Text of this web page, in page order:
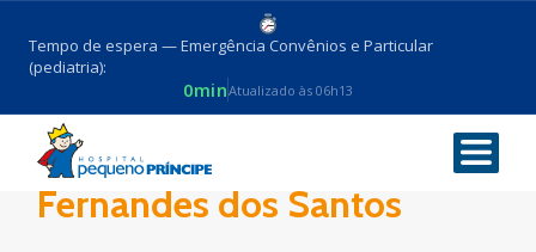
Tempo de espera — Emergência Convênios e Particular
(pediatria):
0minAtualizado às 06h13
Paciente José Jonathas
Fernandes dos Santos